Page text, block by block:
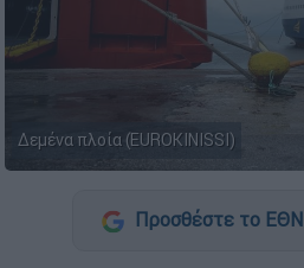
Δεμένα πλοία (EUROKINISSI)
Προσθέστε το